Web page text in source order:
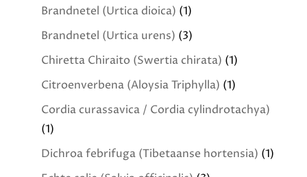
Brandnetel (Urtica dioica) (1)
Brandnetel (Urtica urens) (3)
Chiretta Chiraito (Swertia chirata) (1)
Citroenverbena (Aloysia Triphylla) (1)
Cordia curassavica / Cordia cylindrotachya)
(1)
Dichroa febrifuga (Tibetaanse hortensia) (1)